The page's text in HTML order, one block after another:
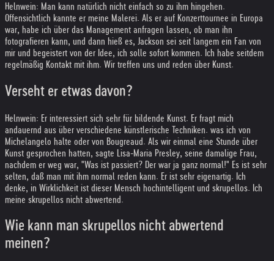
Helnwein: Man kann natürlich nicht einfach so zu ihm hingehen.
Offensichtlich kannte er meine Malerei. Als er auf Konzerttournee in Europa
war, habe ich über das Management anfragen lassen, ob man ihn
fotografieren kann, und dann hieß es, Jackson sei seit langem ein Fan von
mir und begeistert von der Idee, ich solle sofort kommen. Ich habe seitdem
regelmäßig Kontakt mit ihm. Wir treffen uns und reden über Kunst.
Verseht er etwas davon?
Helnwein: Er interessiert sich sehr für bildende Kunst. Er fragt mich
andauernd aus über verschiedene künstlerische Techniken. was ich von
Michelangelo halte oder von Bougreaud. Als wir einmal eine Stunde über
Kunst gesprochen hatten, sagte Lisa-Maria Presley, seine damalige Frau,
nachdem er weg war, "Was ist passiert? Der war ja ganz normal!" Es ist sehr
selten, daß man mit ihm normal reden kann. Er ist sehr eigenartig. Ich
denke, in Wirklichkeit ist dieser Mensch hochintelligent und skrupellos. Ich
meine skrupellos nicht abwertend.
Wie kann man skrupellos nicht abwertend
meinen?